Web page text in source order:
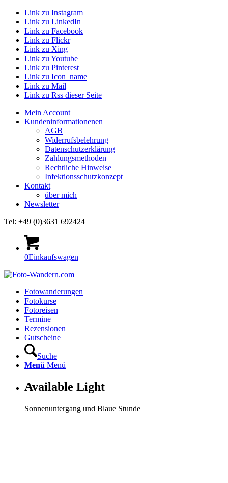
Link zu Instagram
Link zu LinkedIn
Link zu Facebook
Link zu Flickr
Link zu Xing
Link zu Youtube
Link zu Pinterest
Link zu Icon_name
Link zu Mail
Link zu Rss dieser Seite
Mein Account
Kundeninformationenen
AGB
Widerrufsbelehrung
Datenschutzerklärung
Zahlungsmethoden
Rechtliche Hinweise
Infektionsschutzkonzept
Kontakt
über mich
Newsletter
Tel: +49 (0)3631 692424
0Einkaufswagen
Fotowanderungen
Fotokurse
Fotoreisen
Termine
Rezensionen
Gutscheine
Suche
Menü Menü
Available Light
Sonnenuntergang und Blaue Stunde